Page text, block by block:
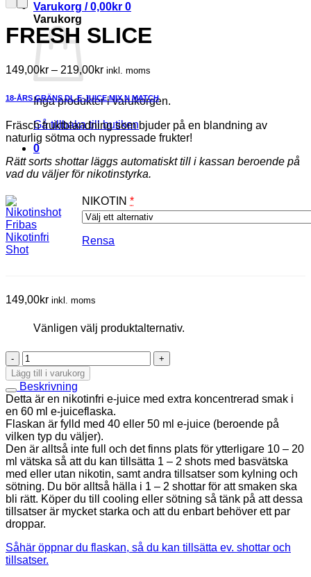
Varukorg /0,00kr 0
Varukorg
Inga produkter i varukorgen.
Gå tillbaka till butiken
0
FRESH SLICE
149,00kr – 219,00krPrisintervall:
till
219,00kr
inkl. moms
18-ÅRS GRÄNS DL E-JUICE MIX N MATCH
Fräsch fruktblandning som bjuder på en blandning av
naturlig sötma och nypressade frukter!
Rätt sorts shottar läggs automatiskt till i kassan beroende på
vad du väljer för nikotinstyrka.
NIKOTIN*
Rensa
149,00kr inkl. moms
Vänligen välj produktalternativ.
FRESH
SLICE
mängd
Lägg till i varukorg
Beskrivning
Detta är en nikotinfri e-juice med extra koncentrerad smak i
en 60 ml e-juiceflaska.
Flaskan är fylld med 40 eller 50 ml e-juice (beroende på
vilken typ du väljer).
Den är alltså inte full och det finns plats för ytterligare 10 – 20
ml vätska så att du kan tillsätta 1 – 2 shots med basvätska
med eller utan nikotin, samt andra tillsatser som kylning och
sötning. Du bör alltså hälla i 1 – 2 shottar för att smaken ska
bli rätt. Köper du till cooling eller sötning så tänk på att dessa
tillsatser är mycket starka och att du enbart behöver ett par
droppar.
Såhär öppnar du flaskan, så du kan tillsätta ev. shottar och
tillsatser.